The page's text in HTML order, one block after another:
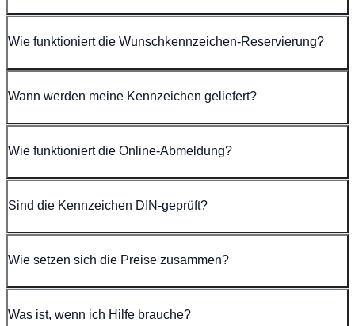
Wie funktioniert die Wunschkennzeichen-Reservierung?
Wann werden meine Kennzeichen geliefert?
Wie funktioniert die Online-Abmeldung?
Sind die Kennzeichen DIN-geprüft?
Wie setzen sich die Preise zusammen?
Was ist, wenn ich Hilfe brauche?